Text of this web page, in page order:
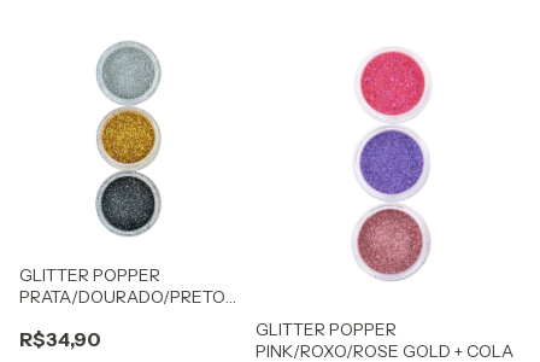
GLITTER POPPER
PRATA/DOURADO/PRETO
R$34,90
GLITTER POPPER
PINK/ROXO/ROSE GOLD + COLA